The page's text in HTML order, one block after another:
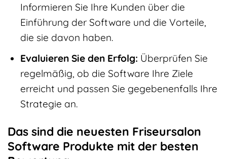
Informieren Sie Ihre Kunden über die
Einführung der Software und die Vorteile,
die sie davon haben.
Evaluieren Sie den Erfolg: Überprüfen Sie
regelmäßig, ob die Software Ihre Ziele
erreicht und passen Sie gegebenenfalls Ihre
Strategie an.
Das sind die neuesten Friseursalon
Software Produkte mit der besten